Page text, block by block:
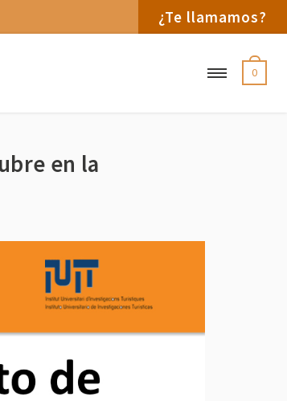
¿Te llamamos?
0
en la